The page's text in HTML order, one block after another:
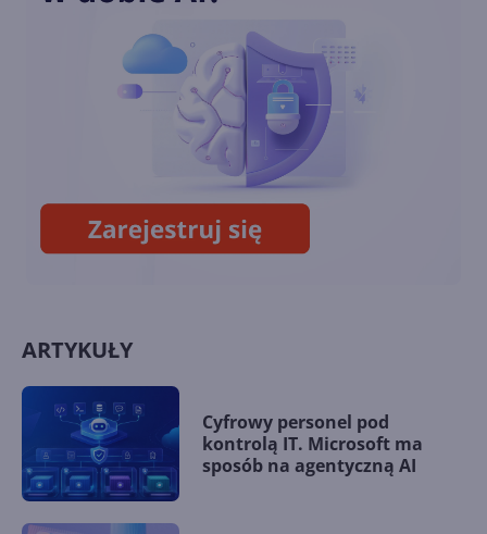
Wygląda pięknie!
Wsparcie dla Edge na
Windows Server 2012 i 2012 R2
zostanie przedłużone
ARTYKUŁY
Cyfrowy personel pod
kontrolą IT. Microsoft ma
sposób na agentyczną AI